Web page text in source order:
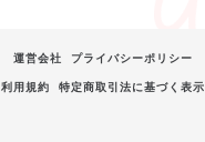
運営会社
プライバシーポリシー
利用規約
特定商取引法に基づく表示